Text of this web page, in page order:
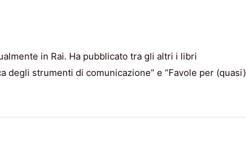
in Rai. Ha pubblicato tra gli altri i libri
degli strumenti di comunicazione” e “Favole per (quasi)